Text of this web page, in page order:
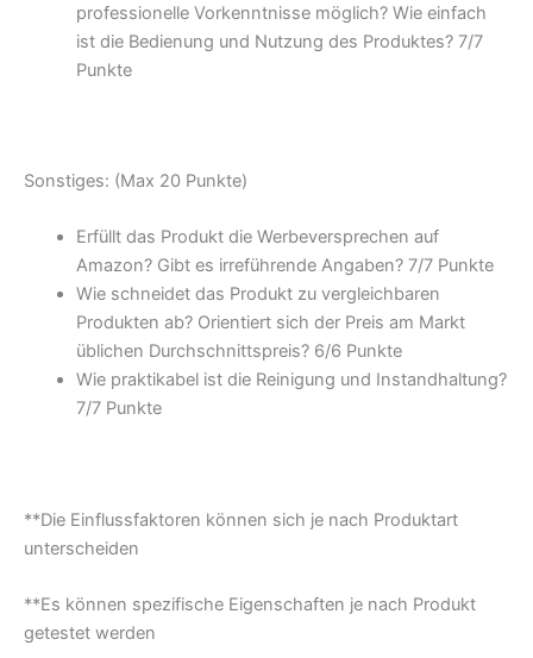
professionelle Vorkenntnisse möglich? Wie einfach
ist die Bedienung und Nutzung des Produktes? 7/7
Punkte
Sonstiges: (Max 20 Punkte)
Erfüllt das Produkt die Werbeversprechen auf
Amazon? Gibt es irreführende Angaben? 7/7 Punkte
Wie schneidet das Produkt zu vergleichbaren
Produkten ab? Orientiert sich der Preis am Markt
üblichen Durchschnittspreis? 6/6 Punkte
Wie praktikabel ist die Reinigung und Instandhaltung?
7/7 Punkte
**Die Einflussfaktoren können sich je nach Produktart
unterscheiden
**Es können spezifische Eigenschaften je nach Produkt
getestet werden